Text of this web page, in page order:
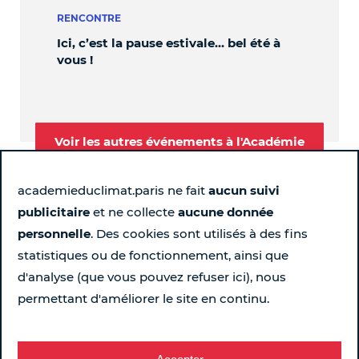
academieduclimat.paris ne fait aucun suivi
publicitaire et ne collecte aucune donnée
personnelle. Des cookies sont utilisés à des fins
statistiques ou de fonctionnement, ainsi que
d'analyse (que vous pouvez refuser ici), nous
permettant d'améliorer le site en continu.
RENCONTRE
Ici, c’est la pause estivale… bel été à
vous !
Voir les autres événements à l'Académie
Suivez-nous
Page Instagram de l'Académie du Climat - Nouvelle
Page LinkedIn de l'Académie du Climat - Nouvelle
Page Facebook de l'Académie du Climat -
Chaîne YouTube de l'Académie du
Pour ne rien rater chaque semaine...